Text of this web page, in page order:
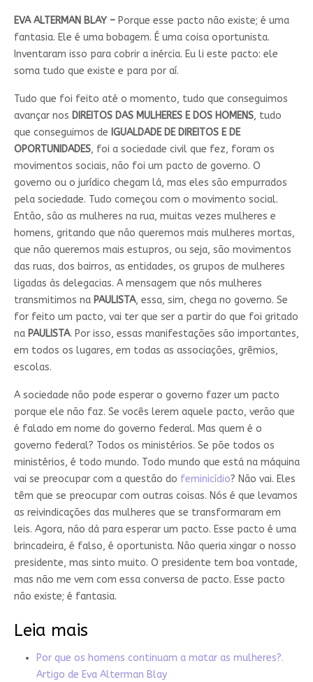
EVA ALTERMAN BLAY – Porque esse pacto não existe; é uma
fantasia. Ele é uma bobagem. É uma coisa oportunista.
Inventaram isso para cobrir a inércia. Eu li este pacto: ele
soma tudo que existe e para por aí.
Tudo que foi feito até o momento, tudo que conseguimos
avançar nos DIREITOS DAS MULHERES E DOS HOMENS, tudo
que conseguimos de IGUALDADE DE DIREITOS E DE
OPORTUNIDADES, foi a sociedade civil que fez, foram os
movimentos sociais, não foi um pacto de governo. O
governo ou o jurídico chegam lá, mas eles são empurrados
pela sociedade. Tudo começou com o movimento social.
Então, são as mulheres na rua, muitas vezes mulheres e
homens, gritando que não queremos mais mulheres mortas,
que não queremos mais estupros, ou seja, são movimentos
das ruas, dos bairros, as entidades, os grupos de mulheres
ligadas às delegacias. A mensagem que nós mulheres
transmitimos na PAULISTA, essa, sim, chega no governo. Se
for feito um pacto, vai ter que ser a partir do que foi gritado
na PAULISTA. Por isso, essas manifestações são importantes,
em todos os lugares, em todas as associações, grêmios,
escolas.
A sociedade não pode esperar o governo fazer um pacto
porque ele não faz. Se vocês lerem aquele pacto, verão que
é falado em nome do governo federal. Mas quem é o
governo federal? Todos os ministérios. Se põe todos os
ministérios, é todo mundo. Todo mundo que está na máquina
vai se preocupar com a questão do feminicídio? Não vai. Eles
têm que se preocupar com outras coisas. Nós é que levamos
as reivindicações das mulheres que se transformaram em
leis. Agora, não dá para esperar um pacto. Esse pacto é uma
brincadeira, é falso, é oportunista. Não queria xingar o nosso
presidente, mas sinto muito. O presidente tem boa vontade,
mas não me vem com essa conversa de pacto. Esse pacto
não existe; é fantasia.
Leia mais
Por que os homens continuam a matar as mulheres?.
Artigo de Eva Alterman Blay